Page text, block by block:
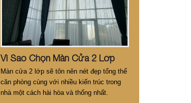
Vì Sao Chọn Màn Cửa 2 Lớp
Màn cửa 2 lớp sẽ tôn nên nét đẹp tổng thể
căn phòng cùng với nhiều kiến trúc trong
nhà một cách hài hòa và thống nhất.